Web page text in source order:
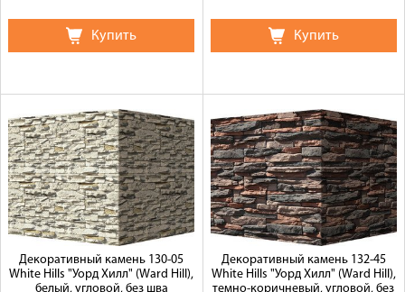
Купить Купить
Декоративный камень 130-05
White Hills "Уорд Хилл" (Ward Hill),
белый, угловой, без шва
Декоративный камень 132-45
White Hills "Уорд Хилл" (Ward Hill),
темно-коричневый, угловой, без